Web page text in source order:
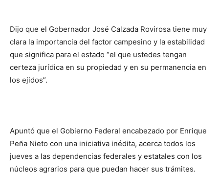
Dijo que el Gobernador José Calzada Rovirosa tiene muy
clara la importancia del factor campesino y la estabilidad
que significa para el estado “el que ustedes tengan
certeza jurídica en su propiedad y en su permanencia en
los ejidos”.
Apuntó que el Gobierno Federal encabezado por Enrique
Peña Nieto con una iniciativa inédita, acerca todos los
jueves a las dependencias federales y estatales con los
núcleos agrarios para que puedan hacer sus trámites.